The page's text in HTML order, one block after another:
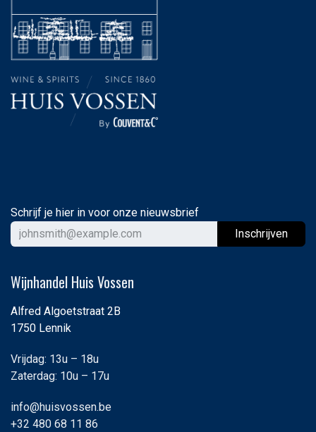
Schrijf je hier in voor onze nieuwsbrief
Inschrijven
Wijnhandel Huis Vossen
Alfred Algoetstraat 2B
1750 Lennik
Vrijdag: 13u – 18u
Zaterdag: 10u – 17u
info@huisvossen.be
+32 480 68 11 86